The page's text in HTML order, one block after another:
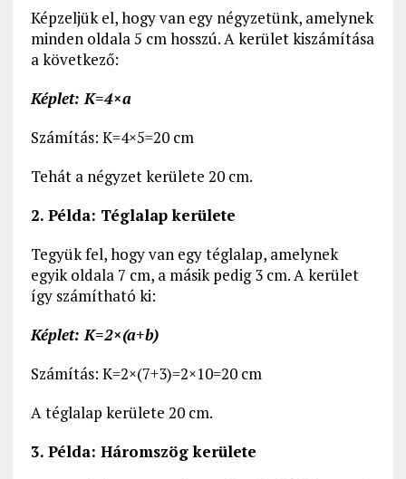
Képzeljük el, hogy van egy négyzetünk, amelynek
minden oldala 5 cm hosszú. A kerület kiszámítása
a következő:
Képlet: K=4×a
Számítás: K=4×5=20 cm
Tehát a négyzet kerülete 20 cm.
2. Példa: Téglalap kerülete
Tegyük fel, hogy van egy téglalap, amelynek
egyik oldala 7 cm, a másik pedig 3 cm. A kerület
így számítható ki:
Képlet: K=2×(a+b)
Számítás: K=2×(7+3)=2×10=20 cm
A téglalap kerülete 20 cm.
3. Példa: Háromszög kerülete